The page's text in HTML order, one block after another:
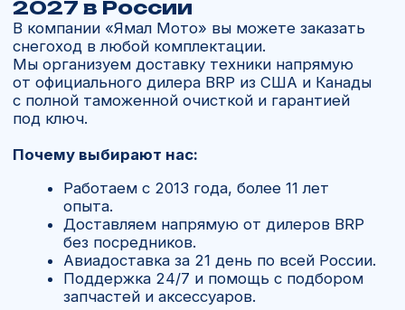
Спросите у нас
+7 902 816 16 50
Сомневаетесь в выборе или есть
вопросы по доставке?
Свяжитесь с нами